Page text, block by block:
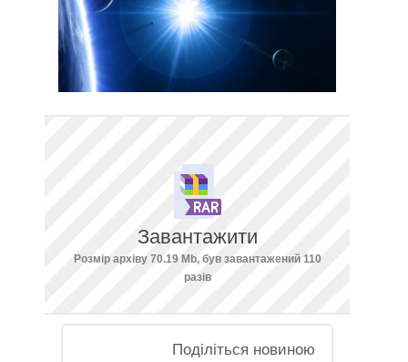
Завантажити
Розмір архіву 70.19 Mb, був завантажений 110
разів
Поділіться новиною